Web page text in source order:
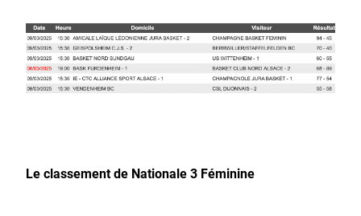
Le classement de Nationale 3 Féminine